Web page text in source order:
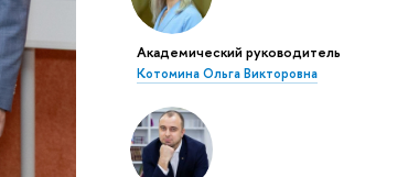
Академический руководитель
Котомина Ольга Викторовна